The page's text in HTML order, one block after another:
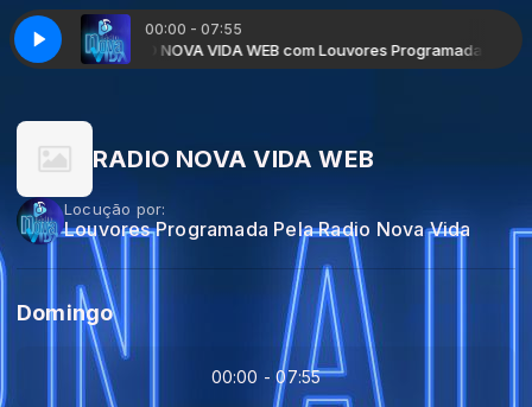
00:00 - 07:55
Nova VidaRADIO NOVA VIDA WEB com Louvores Programada Pela
RADIO NOVA VIDA WEB
Locução por:
Louvores Programada Pela Radio Nova Vida
Domingo
00:00 - 07:55